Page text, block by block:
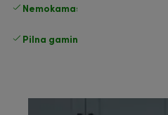
Nemokamas grąžinimas
Pilna gamintojo garantija